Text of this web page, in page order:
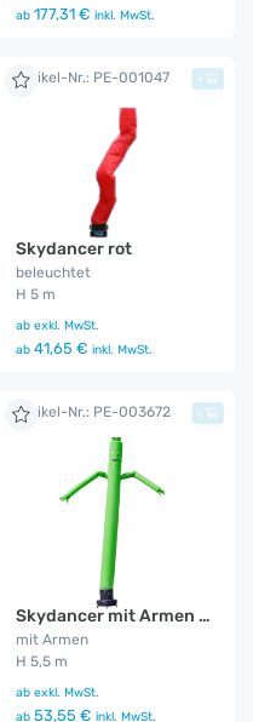
ab 177,31 € inkl. MwSt.
Artikel-Nr.: PE-001047
Skydancer rot
beleuchtet
H 5 m
ab exkl. MwSt.
ab 41,65 € inkl. MwSt.
+
Artikel-Nr.: PE-003672
Skydancer mit Armen grün
mit Armen
H 5,5 m
ab exkl. MwSt.
ab 53,55 € inkl. MwSt.
+